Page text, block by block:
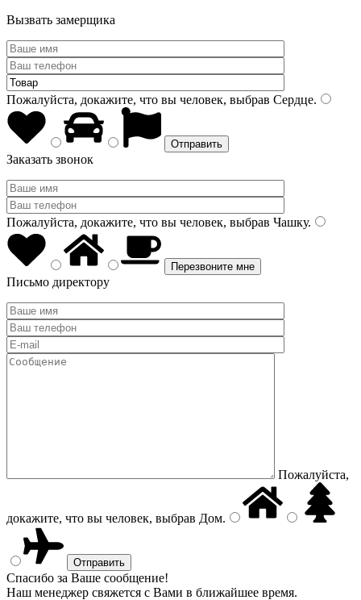
Вызвать замерщика
Пожалуйста, докажите, что вы человек, выбрав Сердце.
Заказать звонок
Пожалуйста, докажите, что вы человек, выбрав Чашку.
Письмо директору
Пожалуйста,
докажите, что вы человек, выбрав Дом.
Спасибо за Ваше сообщение!
Наш менеджер свяжется с Вами в ближайшее время.